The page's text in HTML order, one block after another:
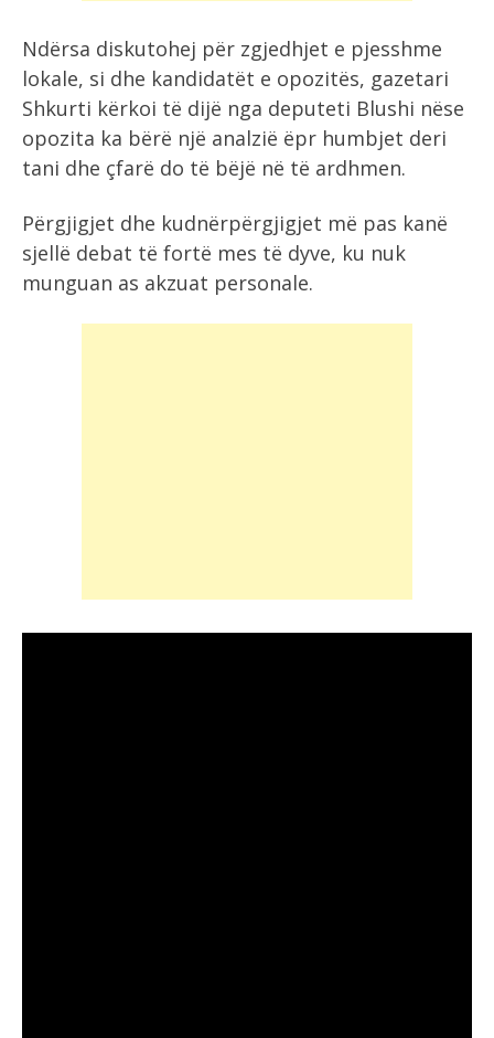
Ndërsa diskutohej për zgjedhjet e pjesshme
lokale, si dhe kandidatët e opozitës, gazetari
Shkurti kërkoi të dijë nga deputeti Blushi nëse
opozita ka bërë një analzië ëpr humbjet deri
tani dhe çfarë do të bëjë në të ardhmen.
Përgjigjet dhe kudnërpërgjigjet më pas kanë
sjellë debat të fortë mes të dyve, ku nuk
munguan as akzuat personale.